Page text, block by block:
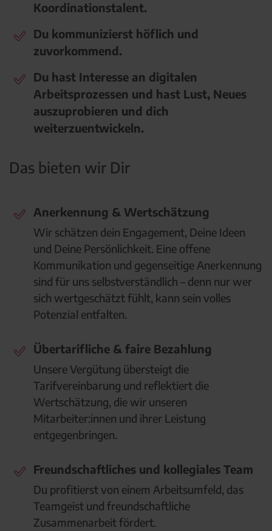
Koordinationstalent.
Du kommunizierst höflich und
zuvorkommend.
Du hast Interesse an digitalen
Arbeitsprozessen und hast Lust, Neues
auszuprobieren und dich
weiterzuentwickeln.
Das bieten wir Dir
Anerkennung & Wertschätzung
Wir schätzen dein Engagement, Deine Ideen
und Deine Persönlichkeit. Eine offene
Kommunikation und gegenseitige Anerkennung
sind für uns selbstverständlich – denn nur wer
sich wertgeschätzt fühlt, kann sein volles
Potenzial entfalten.
Übertarifliche & faire Bezahlung
Unsere Vergütung übersteigt die
Tarifvereinbarung und reflektiert die
Wertschätzung, die wir unseren
Mitarbeiter:innen und ihrer Leistung
entgegenbringen.
Freundschaftliches und kollegiales Team
Du profitierst von einem Arbeitsumfeld, das
Teamgeist und freundschaftliche
Zusammenarbeit fördert.